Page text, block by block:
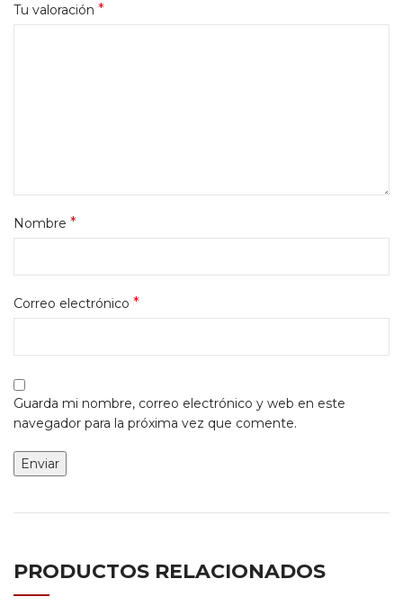
Tu valoración *
Nombre *
Correo electrónico *
Guarda mi nombre, correo electrónico y web en este
navegador para la próxima vez que comente.
PRODUCTOS RELACIONADOS